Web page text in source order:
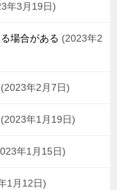
年3月19日
場合がある
2023年2
2023年2月7日
2023年1月19日
年1月15日
1月12日